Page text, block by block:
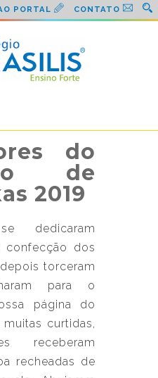
PORTAL CONTATO
do
de
2019
dedicaram
confecção dos
torceram
para o
página do
curtidas,
receberam
recheadas de